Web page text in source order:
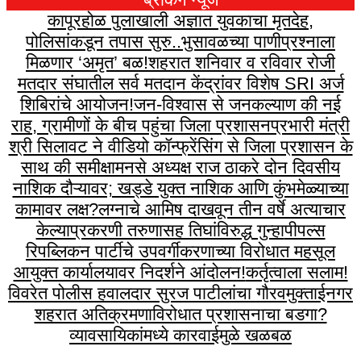
कापूरहोळ पुलाखाली अज्ञात युवकाचा मृतदेह,
पोलिसांकडून तपास सुरु..भुसावळच्या पाणीप्रश्नाला
मिळणार ‘अमृत’ बळ!शहरात शनिवार व रविवार रोजी
मतदार संघातील सर्व मतदान केंद्रांवर विशेष SRI अर्ज
शिबिरांचे आयोजन!जन-विश्वास से जनकल्याण की नई
राह, ग्रामीणों के बीच पहुंचा जिला प्रशासनप्रभारी मंत्री
श्री सिलावट ने वीडियो कॉन्फ्रेंसिंग से जिला प्रशासन के
साथ की समीक्षामनसे अध्यक्ष राज ठाकरे दोन दिवसीय
नाशिक दौऱ्यावर; खड्डे युक्त नाशिक आणि कुंभमेळ्याच्या
कामावर लक्ष?लग्नाचे आमिष दाखवून तीन वर्षे अत्याचार
केल्याप्रकरणी तरुणासह तिघांविरुद्ध गुन्हापीपल्स
रिपब्लिकन पार्टीचे उपवर्गीकरणाच्या विरोधात महसूल
आयुक्त कार्यालयावर निदर्शने आंदोलन!कर्तृत्वाला सलाम!
विवरेत पोलीस हवालदार सुरज पाटीलांचा गौरवमुक्ताईनगर
शहरात अतिक्रमणाविरोधात प्रशासनाचा बडगा?
व्यावसायिकांमध्ये कारवाईमुळे खळबळ